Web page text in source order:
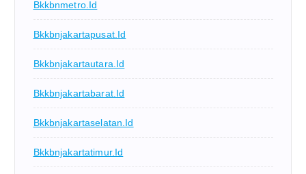
Bkkbnmetro.id
Bkkbnjakartapusat.id
Bkkbnjakartautara.id
Bkkbnjakartabarat.id
Bkkbnjakartaselatan.id
Bkkbnjakartatimur.id